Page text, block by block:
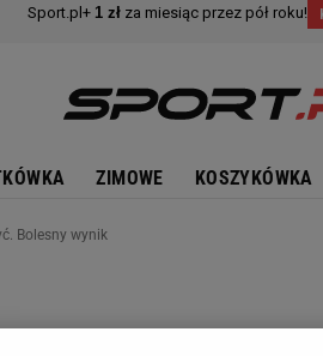
ZIMOWE KOSZYKÓWKA
Bolesny wynik